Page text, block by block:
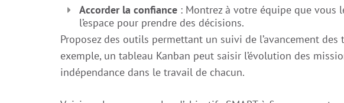
Accorder la confiance : Montrez à votre équipe que vous
l’espace pour prendre des décisions.
Proposez des outils permettant un suivi de l’avancement des
exemple, un tableau Kanban peut saisir l’évolution des
indépendance dans le travail de chacun.